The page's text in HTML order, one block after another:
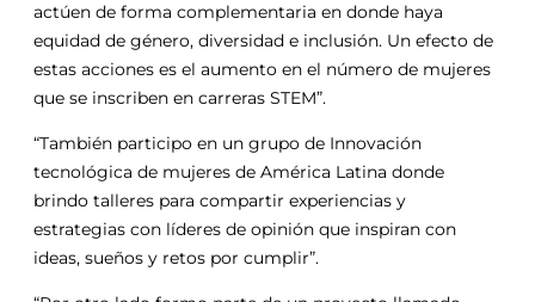
actúen de forma complementaria en donde haya
equidad de género, diversidad e inclusión. Un efecto de
estas acciones es el aumento en el número de mujeres
que se inscriben en carreras STEM”.
“También participo en un grupo de Innovación
tecnológica de mujeres de América Latina donde
brindo talleres para compartir experiencias y
estrategias con líderes de opinión que inspiran con
ideas, sueños y retos por cumplir”.